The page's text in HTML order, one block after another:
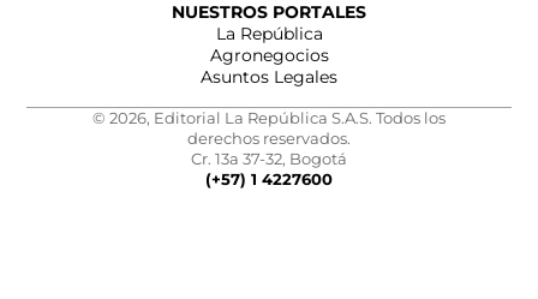
NUESTROS PORTALES
La República
Agronegocios
Asuntos Legales
© 2026, Editorial La República S.A.S. Todos los
derechos reservados.
Cr. 13a 37-32, Bogotá
(+57) 1 4227600